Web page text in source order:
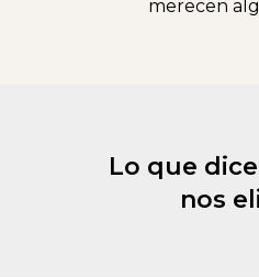
merecen
Lo que
nos